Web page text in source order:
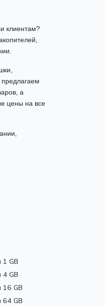
клиентам?
а
цены на все
1 GB
4 GB
16 GB
64 GB